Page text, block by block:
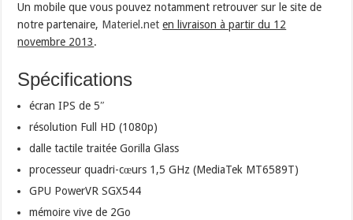
Un mobile que vous pouvez notamment retrouver sur le site de
notre partenaire, Materiel.net en livraison à partir du 12
novembre 2013.
Spécifications
écran IPS de 5″
résolution Full HD (1080p)
dalle tactile traitée Gorilla Glass
processeur quadri-cœurs 1,5 GHz (MediaTek MT6589T)
GPU PowerVR SGX544
mémoire vive de 2Go